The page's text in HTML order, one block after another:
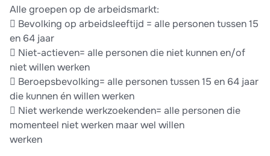
Alle groepen op de arbeidsmarkt:
 Bevolking op arbeidsleeftijd = alle personen tussen 15
en 64 jaar
 Niet-actieven= alle personen die niet kunnen en/of
niet willen werken
 Beroepsbevolking= alle personen tussen 15 en 64 jaar
die kunnen én willen werken
 Niet werkende werkzoekenden= alle personen die
momenteel niet werken maar wel willen
werken